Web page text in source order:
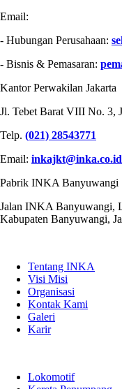
Email:
- Hubungan Perusahaan:
- Bisnis & Pemasaran:
Kantor Perwakilan Jakarta
Jl. Tebet Barat VIII No. 3,
Telp. (021) 28543771
Email: inkajkt@inka.co.id
Pabrik INKA Banyuwangi
Jalan INKA Banyuwangi,
Kabupaten Banyuwangi,
Tentang INKA
Visi Misi
Organisasi
Kontak Kami
Galeri
Karir
Lokomotif